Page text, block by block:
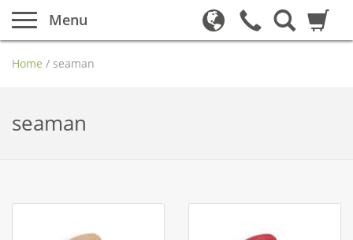
Menu
Home / seaman
seaman